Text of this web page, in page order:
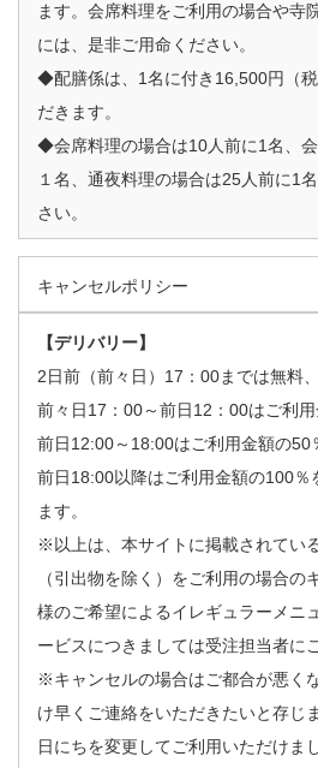
ます。会席料理をご利用の場合や寺
には、是非ご用命ください。
◆配膳係は、1名に付き16,500円（
だきます。
◆会席料理の場合は10人前に1名、
１名、通夜料理の場合は25人前に1
さい。
キャンセルポリシー
【デリバリー】
2日前（前々日）17：00までは無料、
前々日17：00～前日12：00はご利用
前日12:00～18:00はご利用金額の50
前日18:00以降はご利用金額の100％
ます。
※以上は、本サイトに掲載されてい
（引出物を除く）をご利用の場合の
様のご希望によるイレギュラーメニ
ービスにつきましては受注担当者に
※キャンセルの場合はご都合が悪く
け早くご連絡をいただきたいと存じ
日にちを変更してご利用いただけま